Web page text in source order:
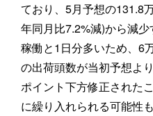
ており、5月予想の131.8
年同月比7.2%減)から減
稼働と1日分多いため、6
の出荷頭数が当初予想よ
ポイント下方修正された
に繰り入れられる可能性も